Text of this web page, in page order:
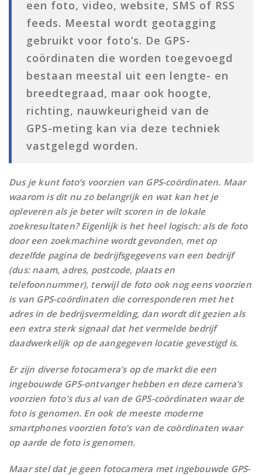
een foto, video, website, SMS of RSS
feeds. Meestal wordt geotagging
gebruikt voor foto’s. De GPS-
coördinaten die worden toegevoegd
bestaan meestal uit een lengte- en
breedtegraad, maar ook hoogte,
richting, nauwkeurigheid van de
GPS-meting kan via deze techniek
vastgelegd worden.
Dus je kunt foto’s voorzien van GPS-coördinaten. Maar
waarom is dit nu zo belangrijk en wat kan het je
opleveren als je beter wilt scoren in de lokale
zoekresultaten? Eigenlijk is het heel logisch: als de foto
door een zoekmachine wordt gevonden, met op
dezelfde pagina de bedrijfsgegevens van een bedrijf
(dus: naam, adres, postcode, plaats en
telefoonnummer), terwijl de foto ook nog eens voorzien
is van GPS-coördinaten die corresponderen met het
adres in de bedrijsvermelding, dan wordt dit gezien als
een extra sterk signaal dat het vermelde bedrijf
daadwerkelijk op de aangegeven locatie gevestigd is.
Er zijn diverse fotocamera’s op de markt die een
ingebouwde GPS-ontvanger hebben en deze camera’s
voorzien foto’s dus al van de GPS-coördinaten waar de
foto is genomen. En ook de meeste moderne
smartphones voorzien foto’s van de coördinaten waar
op aarde de foto is genomen.
Maar stel dat je geen fotocamera met ingebouwde GPS-